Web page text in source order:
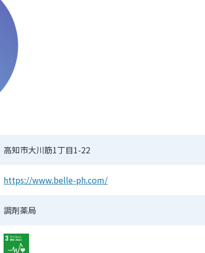
高知市大川筋1丁目1-22
https://www.belle-ph.com/
調剤薬局
Image